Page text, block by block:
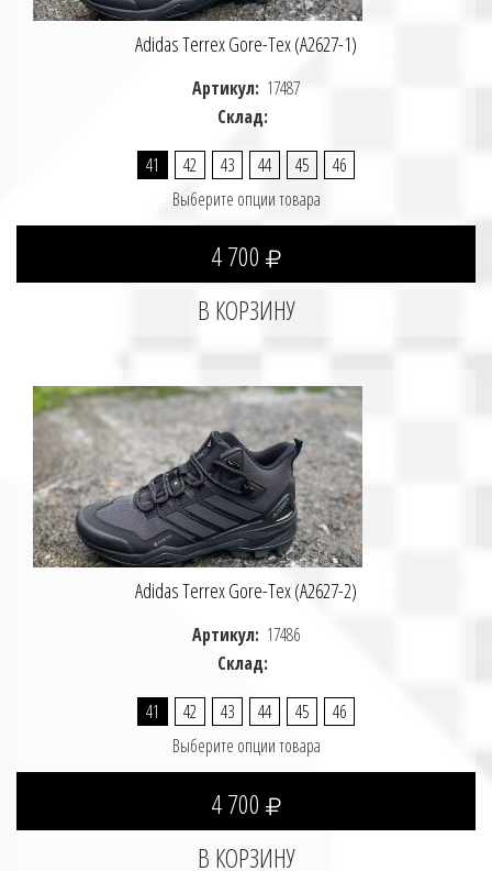
Adidas Terrex Gore-Tex (A2627-1)
Артикул: 17487
Склад:
41 42 43 44 45
46
Выберите опции товара
4 700
Adidas Terrex Gore-Tex (A2627-2)
Артикул: 17486
Склад:
41 42 43 44 45
46
Выберите опции товара
4 700